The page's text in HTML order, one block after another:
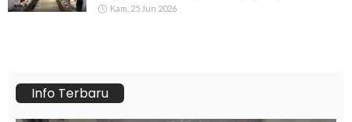
Kam, 25 Jun 2026
Info Terbaru